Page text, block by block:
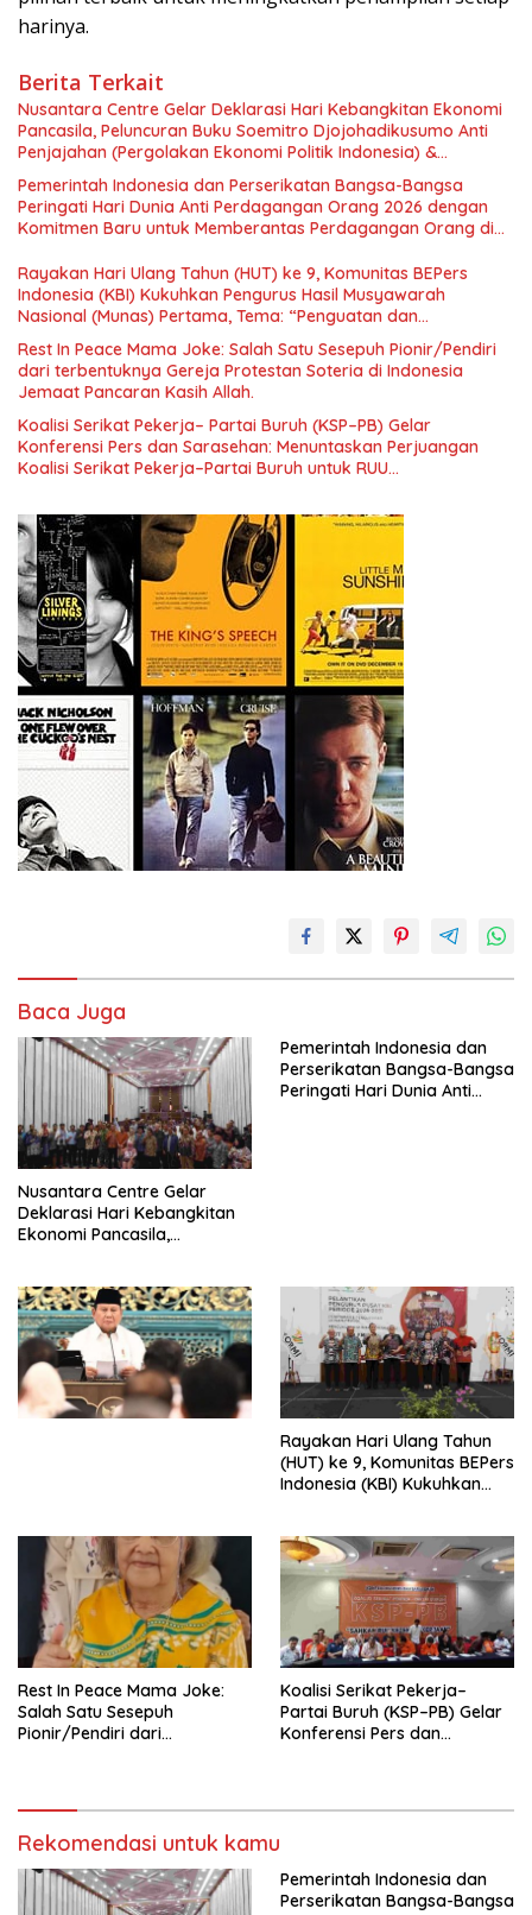
harinya.
Berita Terkait
Nusantara Centre Gelar Deklarasi Hari Kebangkitan Ekonomi
Pancasila, Peluncuran Buku Soemitro Djojohadikusumo Anti
Penjajahan (Pergolakan Ekonomi Politik Indonesia) &
Simposium Nasional “Urgensi Undang-Undang Perekonomian
Nasional dan Kesejahteraan Sosial dalam Menata Bangsa
Menuju Indonesia Emas 2045”,
Pemerintah Indonesia dan Perserikatan Bangsa-Bangsa
Peringati Hari Dunia Anti Perdagangan Orang 2026 dengan
Komitmen Baru untuk Memberantas Perdagangan Orang di
Rayakan Hari Ulang Tahun (HUT) ke 9, Komunitas BEPers
Indonesia (KBI) Kukuhkan Pengurus Hasil Musyawarah
Nasional (Munas) Pertama, Tema: “Penguatan dan
Pengembangan Organisasi KBI yang Berbasis Riset di seluruh
Indonesia dan Mancanegara”.
Rest In Peace Mama Joke: Salah Satu Sesepuh Pionir/Pendiri
dari terbentuknya Gereja Protestan Soteria di Indonesia
Jemaat Pancaran Kasih Allah.
Koalisi Serikat Pekerja– Partai Buruh (KSP–PB) Gelar
Konferensi Pers dan Sarasehan: Menuntaskan Perjuangan
Koalisi Serikat Pekerja–Partai Buruh untuk RUU
Baca Juga
Nusantara Centre Gelar
Deklarasi Hari Kebangkitan
Ekonomi Pancasila,
Penjajahan (Pergolakan
Ekonomi Politik Indonesia) &
Simposium Nasional “Urgensi
Undang-Undang
Perekonomian Nasional dan
Kesejahteraan Sosial dalam
Pemerintah Indonesia dan
Perserikatan Bangsa-Bangsa
Peringati Hari Dunia Anti
Rayakan Hari Ulang Tahun
(HUT) ke 9, Komunitas BEPers
Indonesia (KBI) Kukuhkan
Tema: “Penguatan dan
Pengembangan Organisasi
KBI yang Berbasis Riset di
seluruh Indonesia dan
Mancanegara”.
Rest In Peace Mama Joke:
Salah Satu Sesepuh
Pionir/Pendiri dari
Kasih Allah.
Koalisi Serikat Pekerja–
Partai Buruh (KSP–PB) Gelar
Konferensi Pers dan
RUU Ketenagakerjaan Baru.
Rekomendasi untuk kamu
Pemerintah Indonesia dan
Perserikatan Bangsa-Bangsa